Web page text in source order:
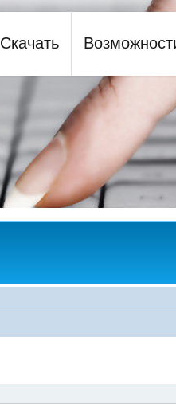
Скачать